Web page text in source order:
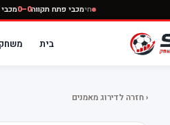
חימכבי פתח תקווה0–0
בית
‹ חזרה לדירוג מאמנים